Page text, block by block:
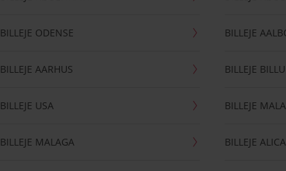
BILLEJE ODENSE
BILLEJE AARHUS
BILLEJE USA
BILLEJE MALAGA
BILLEJE
BILLEJE
BILLEJE
BILLEJE